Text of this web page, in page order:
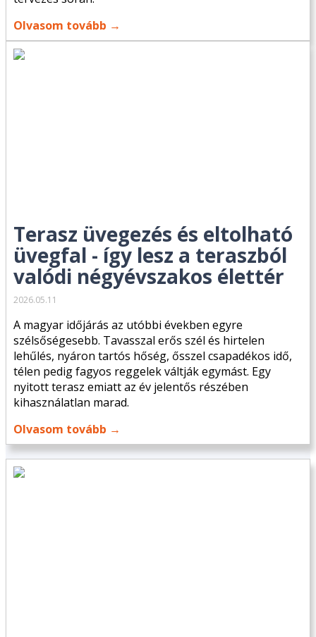
Olvasom tovább →
Terasz üvegezés és eltolható
üvegfal - így lesz a teraszból
valódi négyévszakos élettér
2026.05.11
A magyar időjárás az utóbbi években egyre
szélsőségesebb. Tavasszal erős szél és hirtelen
lehűlés, nyáron tartós hőség, ősszel csapadékos idő,
télen pedig fagyos reggelek váltják egymást. Egy
nyitott terasz emiatt az év jelentős részében
kihasználatlan marad.
Olvasom tovább →